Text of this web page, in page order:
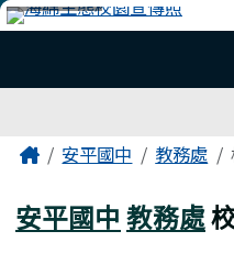
跳至主內容區
臺南市安平國中全
主內容區域
Home安平國中 教務處
安平國中 教務處
頁尾區域